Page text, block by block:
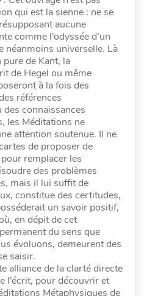
qui est la sienne : ne se
aucune
comme l’odyssée d’un
néanmoins universelle. Là
de Kant, la
de Hegel ou même
à la fois des
références
connaissances
les Méditations ne
attention soutenue. Il ne
de proposer de
remplacer les
des problèmes
mais il lui suffit de
constitue des certitudes,
un savoir positif,
en dépit de cet
du sens que
évoluons, demeurent des
saisir.
alliance de la clarté directe
l’écrit, pour découvrir et
Métaphysiques de